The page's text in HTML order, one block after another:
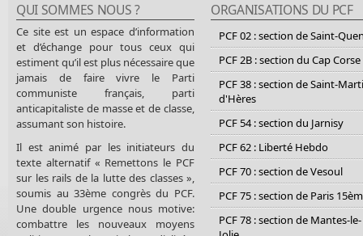
QUI SOMMES NOUS ?
Ce site est un espace d’information
et d’échange pour tous ceux qui
estiment qu’il est plus nécessaire que
jamais de faire vivre le Parti
communiste français, parti
anticapitaliste de masse et de classe,
assumant son histoire.
Il est animé par les initiateurs du
texte alternatif « Remettons le PCF
sur les rails de la lutte des classes »,
soumis au 33ème congrès du PCF.
Une double urgence nous motive:
combattre les nouveaux moyens
ORGANISATIONS DU PCF
PCF 02 : section de Saint-
PCF 2B : section du Cap Corse
PCF 38 : section de Saint-
d'Hères
PCF 54 : section du Jarnisy
PCF 62 : Liberté Hebdo
PCF 70 : section de Vesoul
PCF 75 : section de Paris
PCF 78 : section de Mantes-le-